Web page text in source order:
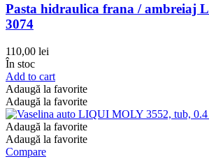
Pasta hidraulica frana / ambreiaj
3074
110,00 lei
În stoc
Add to cart
Adaugă la favorite
Adaugă la favorite
Adaugă la favorite
Adaugă la favorite
Compare